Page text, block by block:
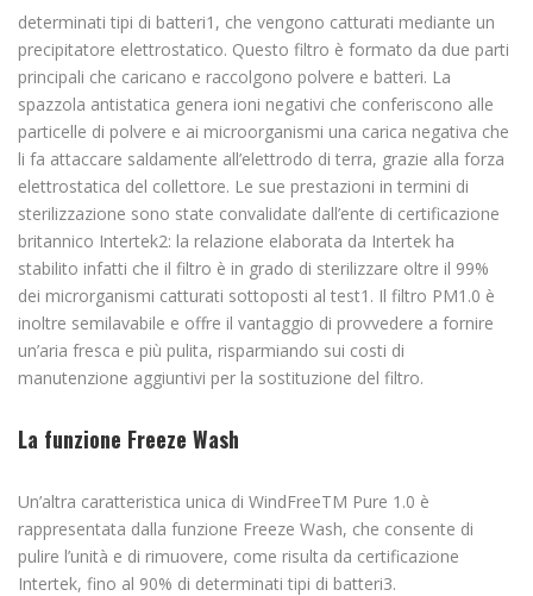
determinati tipi di batteri1, che vengono catturati mediante un
precipitatore elettrostatico. Questo filtro è formato da due parti
principali che caricano e raccolgono polvere e batteri. La
spazzola antistatica genera ioni negativi che conferiscono alle
particelle di polvere e ai microorganismi una carica negativa che
li fa attaccare saldamente all’elettrodo di terra, grazie alla forza
elettrostatica del collettore. Le sue prestazioni in termini di
sterilizzazione sono state convalidate dall’ente di certificazione
britannico Intertek2: la relazione elaborata da Intertek ha
stabilito infatti che il filtro è in grado di sterilizzare oltre il 99%
dei microrganismi catturati sottoposti al test1. Il filtro PM1.0 è
inoltre semilavabile e offre il vantaggio di provvedere a fornire
un’aria fresca e più pulita, risparmiando sui costi di
manutenzione aggiuntivi per la sostituzione del filtro.
La funzione Freeze Wash
Un’altra caratteristica unica di WindFreeTM Pure 1.0 è
rappresentata dalla funzione Freeze Wash, che consente di
pulire l’unità e di rimuovere, come risulta da certificazione
Intertek, fino al 90% di determinati tipi di batteri3.